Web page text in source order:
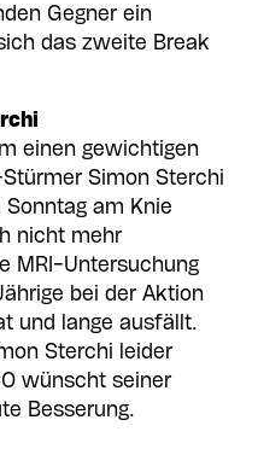
Gegner ein
das zweite Break
einen gewichtigen
Simon Sterchi
am Knie
nicht mehr
MRI-Untersuchung
bei der Aktion
und lange ausfällt.
Sterchi leider
wünscht seiner
Besserung.